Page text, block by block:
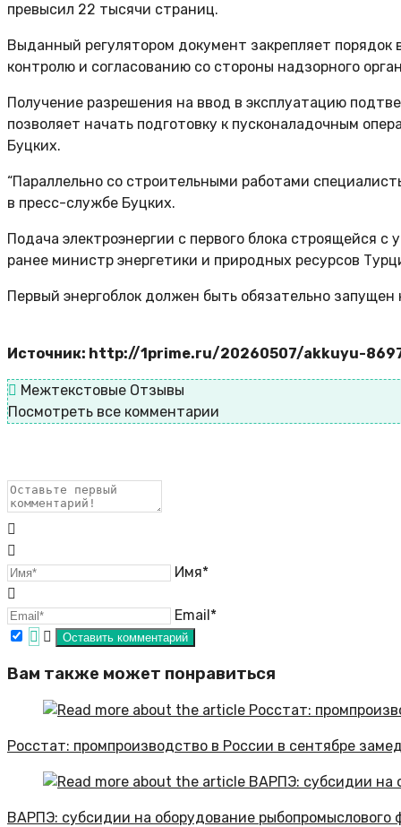
превысил 22 тысячи страниц.
Выданный регулятором документ закрепляет
контролю и согласованию со стороны надзорного
Получение разрешения на ввод в эксплуатацию
позволяет начать подготовку к пусконаладочным
Буцких.
“Параллельно со строительными работами
в пресс-службе Буцких.
Подача электроэнергии с первого блока строящейся
ранее министр энергетики и природных ресурсов
Первый энергоблок должен быть обязательно
Источник: http://1prime.ru/20260507/akkuyu-
Межтекстовые Отзывы
Посмотреть все комментарии
Имя*
Email*
Вам также может понравиться
Росстат: промпроизводство в России в сентябре
ВАРПЭ: субсидии на оборудование рыбопромыслового